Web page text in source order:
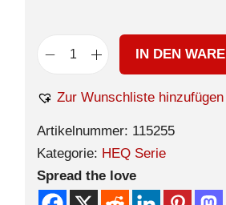
IN DEN
Zur Wunschliste hinzufügen
Artikelnummer: 115255
Kategorie: HEQ Serie
Spread the love